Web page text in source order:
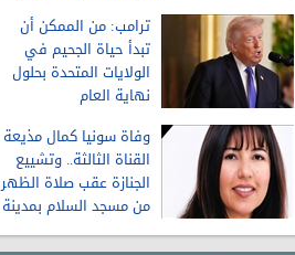
ترامب: من الممكن أن
تبدأ حياة الجحيم في
الولايات المتحدة بحلول
نهاية العام
وفاة سونيا كمال مذيعة
القناة الثالثة.. وتشييع
الجنازة عقب صلاة الظهر
من مسجد السلام بمدينة
نصر